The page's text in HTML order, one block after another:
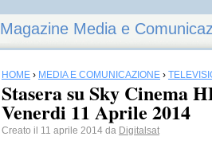
Magazine Media e
HOME › MEDIA E COMUNICAZIONE ›
Stasera su Sky Cinema
Venerdi 11 Aprile 2014
Creato il 11 aprile 2014 da Digitalsat